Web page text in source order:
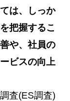
は、しっか
把握するこ
や、社員の
ビスの向上
査(ES調査)